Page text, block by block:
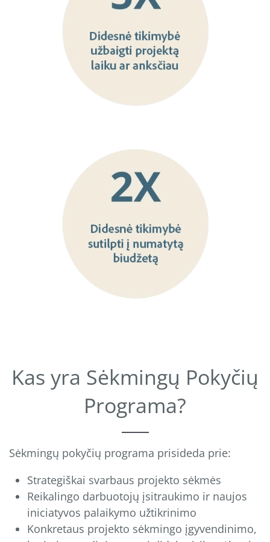
Kas yra Sėkmingų Pokyčių
Programa?
Sėkmingų pokyčių programa prisideda prie:
Strategiškai svarbaus projekto sėkmės
Reikalingo darbuotojų įsitraukimo ir naujos
iniciatyvos palaikymo užtikrinimo
Konkretaus projekto sėkmingo įgyvendinimo,